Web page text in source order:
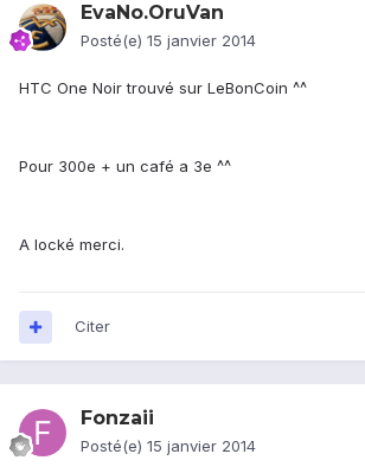
EvaNo.OruVan
Posté(e) 15 janvier 2014
HTC One Noir trouvé sur LeBonCoin ^^
Pour 300e + un café a 3e ^^
A locké merci.
Citer
Fonzaii
Posté(e) 15 janvier 2014